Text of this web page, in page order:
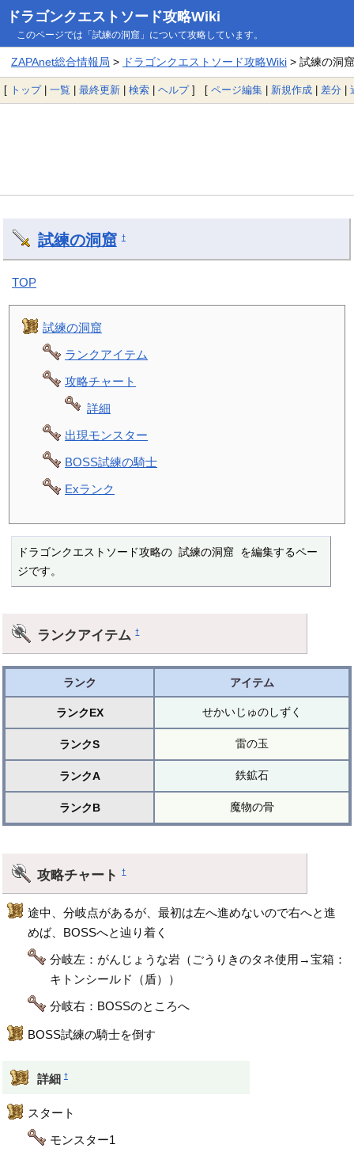
ドラゴンクエストソード攻略Wiki
このページでは「試練の洞窟」について攻略しています。
ZAPAnet総合情報局 > ドラゴンクエストソード攻略Wiki> 試練の洞窟
[ トップ| 一覧 | 最終更新 | 検索 | ヘルプ] [ ページ編集 | 新規作成 | 差分 |
試練の洞窟 †
TOP
試練の洞窟
ランクアイテム
攻略チャート
詳細
出現モンスター
BOSS試練の騎士
Exランク
ドラゴンクエストソード攻略の 試練の洞窟 を編集するペー
ジです。
ランクアイテム†
ランク アイテム
ランクEX せかいじゅのしずく
ランクS 雷の玉
ランクA 鉄鉱石
ランクB 魔物の骨
攻略チャート†
途中、分岐点があるが、最初は左へ進めないので右へと進
めば、BOSSへと辿り着く
分岐左：がんじょうな岩（ごうりきのタネ使用→宝箱：
キトンシールド（盾））
分岐右：BOSSのところへ
BOSS試練の騎士を倒す
詳細 †
スタート
モンスター1